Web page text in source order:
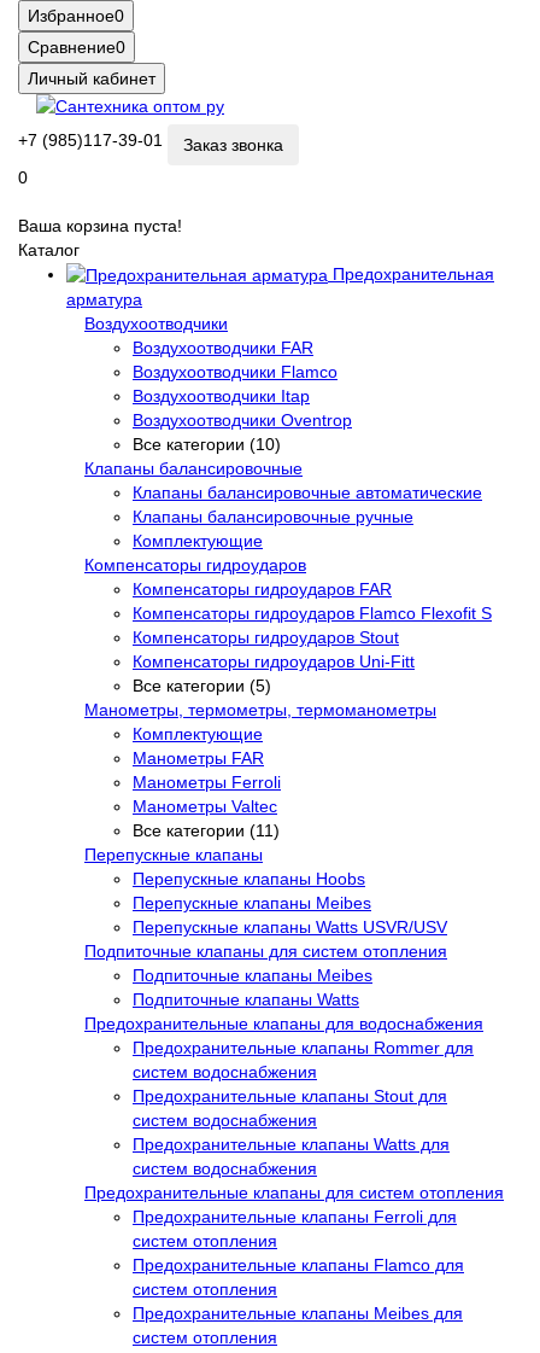
Избранное0
Сравнение0
Личный кабинет
+7 (985)117-39-01
Заказ звонка
0
Ваша корзина пуста!
Каталог
Предохранительная
арматура
Воздухоотводчики
Воздухоотводчики FAR
Воздухоотводчики Flamco
Воздухоотводчики Itap
Воздухоотводчики Oventrop
Все категории (10)
Клапаны балансировочные
Клапаны балансировочные автоматические
Клапаны балансировочные ручные
Комплектующие
Компенсаторы гидроударов
Компенсаторы гидроударов FAR
Компенсаторы гидроударов Flamco Flexofit S
Компенсаторы гидроударов Stout
Компенсаторы гидроударов Uni-Fitt
Все категории (5)
Манометры, термометры, термоманометры
Комплектующие
Манометры FAR
Манометры Ferroli
Манометры Valtec
Все категории (11)
Перепускные клапаны
Перепускные клапаны Hoobs
Перепускные клапаны Meibes
Перепускные клапаны Watts USVR/USV
Подпиточные клапаны для систем отопления
Подпиточные клапаны Meibes
Подпиточные клапаны Watts
Предохранительные клапаны для водоснабжения
Предохранительные клапаны Rommer для
систем водоснабжения
Предохранительные клапаны Stout для
систем водоснабжения
Предохранительные клапаны Watts для
систем водоснабжения
Предохранительные клапаны для систем отопления
Предохранительные клапаны Ferroli для
систем отопления
Предохранительные клапаны Flamco для
систем отопления
Предохранительные клапаны Meibes для
систем отопления